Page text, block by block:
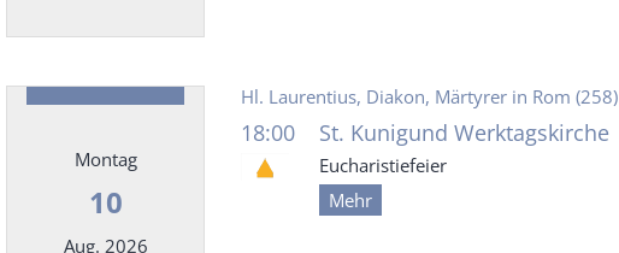
Montag
10
Aug. 2026
Hl. Laurentius, Diakon, Märtyrer in Rom (258)
18:00 St. Kunigund Werktagskirche
Eucharistiefeier
Mehr